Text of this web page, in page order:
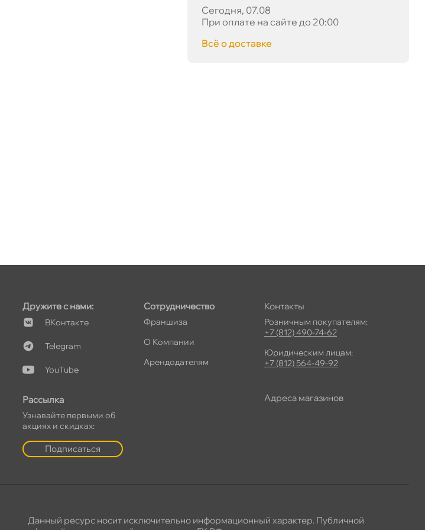
Сегодня, 07.08
При оплате на сайте до 20:00
сё о доставке
Дружите с нами:
Контакте
Telegram
YouTube
Рассылка
Узнавайте первыми о
акциях и скидках:
Подписаться
Сотрудничество
Франшиза
О Компании
Арендодателям
Контакты
Розничным покупателям:
+7 (812) 490-74-62
Юридическим лицам:
+7 (812) 564-49-92
Адреса магазино
Данный ресурс носит исключительно информационный характер. Публичной